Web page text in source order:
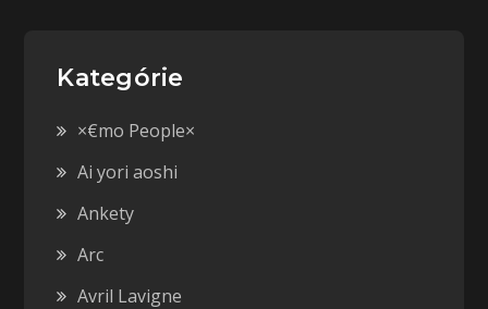
Kategórie
×€mo People×
Ai yori aoshi
Ankety
Arc
Avril Lavigne